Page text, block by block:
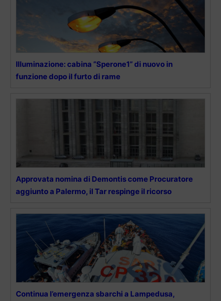
Illuminazione: cabina “Sperone1” di nuovo in
funzione dopo il furto di rame
Approvata nomina di Demontis come Procuratore
aggiunto a Palermo, il Tar respinge il ricorso
Continua l’emergenza sbarchi a Lampedusa,